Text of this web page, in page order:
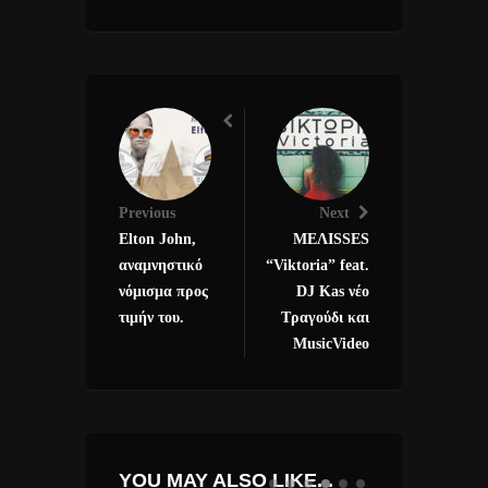
Previous
Elton John,
αναμνηστικό
νόμισμα προς
τιμήν του.
Next
MEΛΙSSES
“Viktoria” feat.
DJ Kas νέο
Τραγούδι και
MusicVideo
YOU MAY ALSO LIKE...